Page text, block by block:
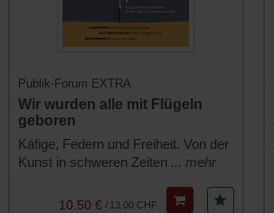
Publik-Forum EXTRA
Wir wurden alle mit Flügeln
geboren
Käfige, Federn und Freiheit. Von der
Kunst in schweren Zeiten ... mehr
13.00 CHF
/
10.50 €